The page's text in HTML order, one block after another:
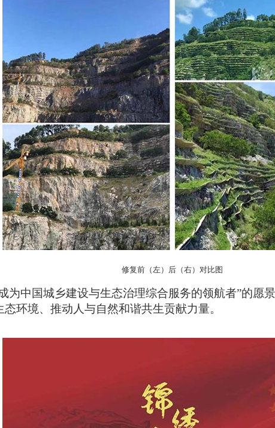
修复前（左）后（右）对比图
为中国城乡建设与生态治理综合服务的领航者”的愿
环境、推动人与自然和谐共生贡献力量。